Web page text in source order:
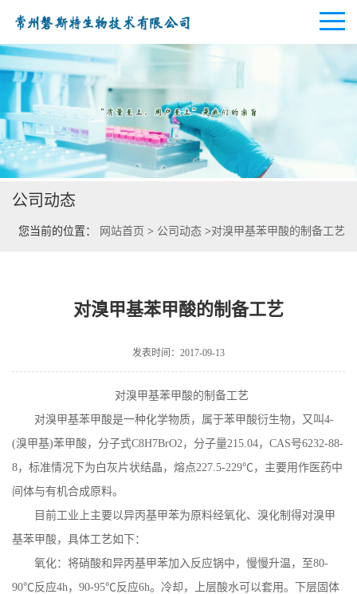
公司首页
公司介绍
公司动态
公司动态
您当前的位置： 网站首页 > 公司动态 >对溴甲基苯甲酸的制备工艺
对溴甲基苯甲酸的制备工艺
发表时间：2017-09-13
对溴甲基苯甲酸的制备工艺
对溴甲基苯甲酸是一种化学物质，属于苯甲酸衍生物，又叫4-
(溴甲基)苯甲酸，分子式C8H7BrO2，分子量215.04， CAS号6232-88-
8，标准情况下为白灰片状结晶，熔点227.5-229℃，主要用作医药中
间体与有机合成原料。
目前工业上主要以异丙基甲苯为原料经氧化、溴化制得对溴甲
基苯甲酸，具体工艺如下：
氧化：将硝酸和异丙基甲苯加入反应锅中，慢慢升温，至80-
90℃反应4h， 90-95℃反应6h。冷却，上层酸水可以套用。下层固体